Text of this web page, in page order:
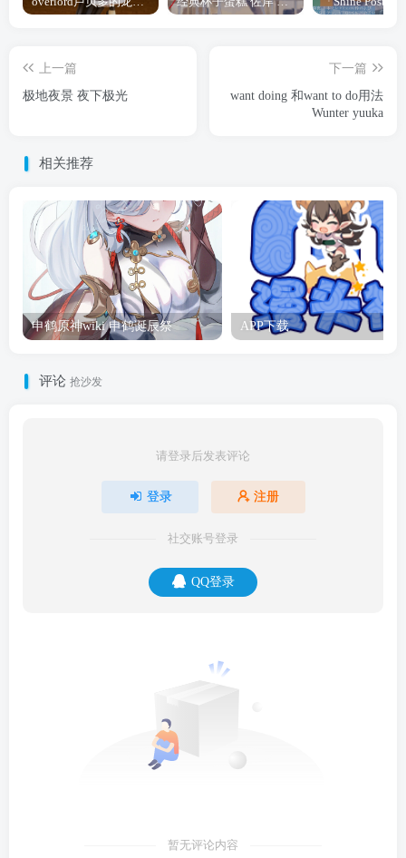
上一篇
极地夜景 夜下极光
下一篇
want doing 和want to do用法
Wunter yuuka
相关推荐
申鹤原神wiki 申鹤诞辰祭 APP下载
评论 抢沙发
请登录后发表评论
登录 注册
社交账号登录
QQ登录
暂无评论内容